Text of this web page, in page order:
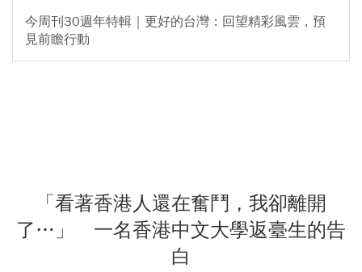
今周刊30週年特輯｜更好的台灣：回望精彩風雲，預
見前瞻行動
「看著香港人還在奮鬥，我卻離開
了…」 一名香港中文大學返臺生的告
白